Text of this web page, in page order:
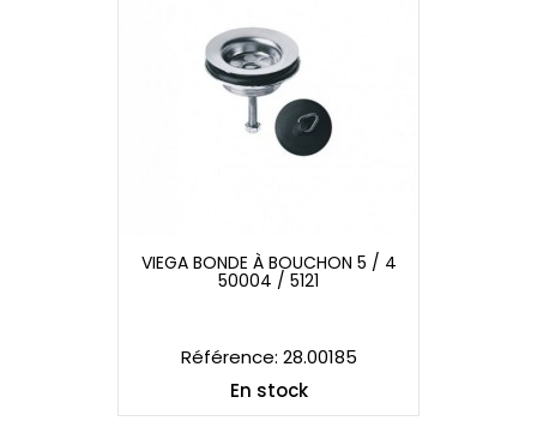
VIEGA BONDE À BOUCHON 5 / 4
50004 / 5121
Référence: 28.00185
En stock